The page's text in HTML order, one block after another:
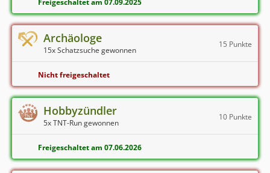
Freigeschaltet am 07.09.2025
Archäologe
15x Schatzsuche gewonnen
15 Punkte
Nicht freigeschaltet
Hobbyzündler
5x TNT-Run gewonnen
10 Punkte
Freigeschaltet am 07.06.2026